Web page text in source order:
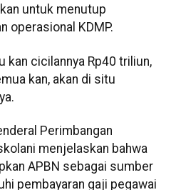
untuk menutup
operasional KDMP.
kan cicilannya Rp40 triliun,
kan, akan di situ
Perimbangan
menjelaskan bahwa
APBN sebagai sumber
pembayaran gaji pegawai